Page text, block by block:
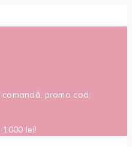
promo cod:
lei!